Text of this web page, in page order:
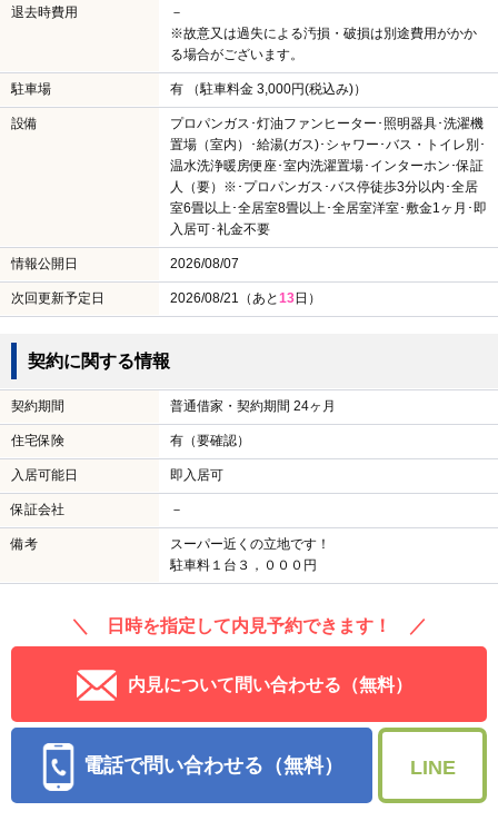
退去時費用
－
※故意又は過失による汚損・破損は別途費用がかか
る場合がございます。
駐車場 有 （駐車料金 3,000円(税込み)）
設備
プロパンガス･灯油ファンヒーター･照明器具･洗濯機
置場（室内）･給湯(ガス)･シャワー･バス・トイレ別･
温水洗浄暖房便座･室内洗濯置場･インターホン･保証
人（要）※･プロパンガス･バス停徒歩3分以内･全居
室6畳以上･全居室8畳以上･全居室洋室･敷金1ヶ月･即
入居可･礼金不要
情報公開日 2026/08/07
次回更新予定日 2026/08/21（あと13日）
契約に関する情報
契約期間 普通借家・契約期間 24ヶ月
住宅保険 有（要確認）
入居可能日 即入居可
保証会社 －
備考
スーパー近くの立地です！
駐車料１台３，０００円
＼ 日時を指定して内見予約できます！ ／
内見について問い合わせる（無料）
電話で問い合わせる（無料） LINE